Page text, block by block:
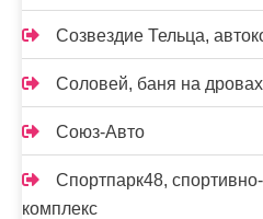
Созвездие Тельца,
Соловей, баня на дровах
Союз-Авто
Спортпарк48,
комплекс